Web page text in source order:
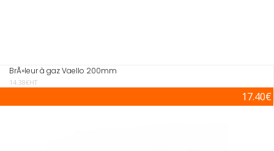
BrÃ»leur à gaz Vaello 200mm
14.38€HT
17.40€